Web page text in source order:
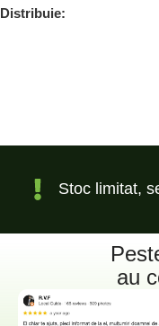
Distribuie:
Stoc limitat,
au